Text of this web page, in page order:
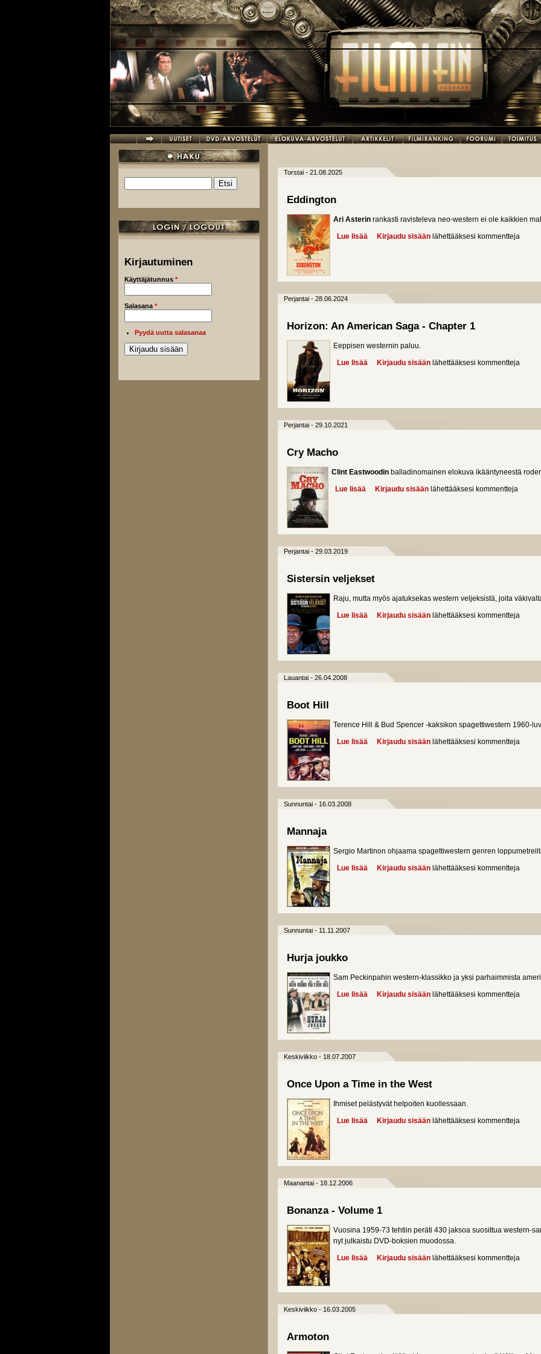
Hakulomake
Kirjautuminen
Käyttäjätunnus *
Salasana *
Pyydä uutta salasanaa
Torstai - 21.08.2025
Eddington
Ari Asterin rankasti ravisteleva neo-western ei ole kaikkien
Lue lisää about Eddington
Kirjaudu sisään lähettääksesi kommentteja
Perjantai - 28.06.2024
Horizon: An American Saga - Chapter 1
Eeppisen westernin paluu.
Lue lisää about Horizon: An American Saga - Chapter 1
Kirjaudu sisään lähettääksesi kommentteja
Perjantai - 29.10.2021
Cry Macho
Clint Eastwoodin balladinomainen elokuva ikääntyneestä
Lue lisää about Cry Macho
Kirjaudu sisään lähettääksesi kommentteja
Perjantai - 29.03.2019
Sistersin veljekset
Raju, mutta myös ajatuksekas western veljeksistä, joita
Lue lisää about Sistersin veljekset
Kirjaudu sisään lähettääksesi kommentteja
Lauantai - 26.04.2008
Boot Hill
Terence Hill & Bud Spencer -kaksikon spagettiwestern 1960-
Lue lisää about Boot Hill
Kirjaudu sisään lähettääksesi kommentteja
Sunnuntai - 16.03.2008
Mannaja
Sergio Martinon ohjaama spagettiwestern genren
Lue lisää about Mannaja
Kirjaudu sisään lähettääksesi kommentteja
Sunnuntai - 11.11.2007
Hurja joukko
Sam Peckinpahin western-klassikko ja yksi parhaimmista
Lue lisää about Hurja joukko
Kirjaudu sisään lähettääksesi kommentteja
Keskiviikko - 18.07.2007
Once Upon a Time in the West
Ihmiset pelästyvät helpoiten kuollessaan.
Lue lisää about Once Upon a Time in the West
Kirjaudu sisään lähettääksesi kommentteja
Maanantai - 18.12.2006
Bonanza - Volume 1
Vuosina 1959-73 tehtiin peräti 430 jaksoa suosittua western-
nyt julkaistu DVD-boksien muodossa.
Lue lisää about Bonanza - Volume 1
Kirjaudu sisään lähettääksesi kommentteja
Keskiviikko - 16.03.2005
Armoton